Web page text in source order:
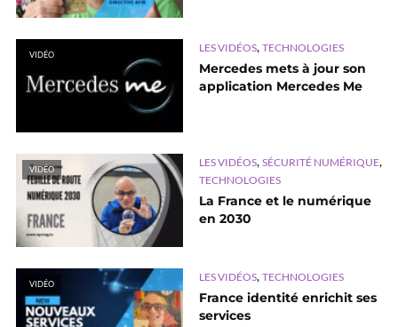
VIDÉO
LES VIDÉOS, TECHNOLOGIES
Mercedes mets à jour son
application Mercedes Me
VIDÉO
LES VIDÉOS, SÉCURITÉ NUMÉRIQUE,
TECHNOLOGIES
La France et le numérique
en 2030
VIDÉO
LES VIDÉOS, TECHNOLOGIES
France identité enrichit ses
services